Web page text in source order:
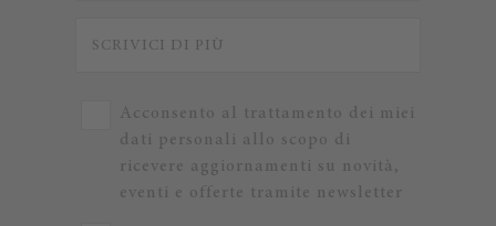
Acconsento al trattamento dei miei
dati personali allo scopo di
ricevere aggiornamenti su novità,
eventi e offerte tramite newsletter